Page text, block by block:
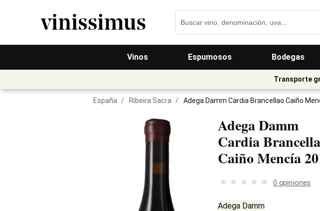
Vinos Espumosos Bodegas
Transporte
España / Ribeira Sacra / Adega Damm Cardia Brancellao Caiño
Adega Damm
Cardia
Caiño Mencía
0 opiniones
Adega Damm